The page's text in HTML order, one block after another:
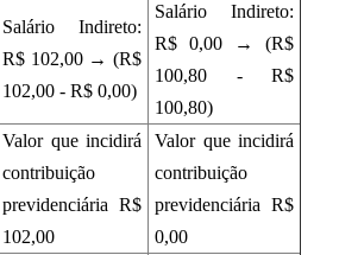
Salário Indireto:
R$ 102,00 → (R$
102,00 - R$ 0,00)
Salário Indireto:
R$ 0,00 → (R$
100,80 - R$
100,80)
Valor que incidirá
contribuição
previdenciária R$
102,00
Valor que incidirá
contribuição
previdenciária R$
0,00